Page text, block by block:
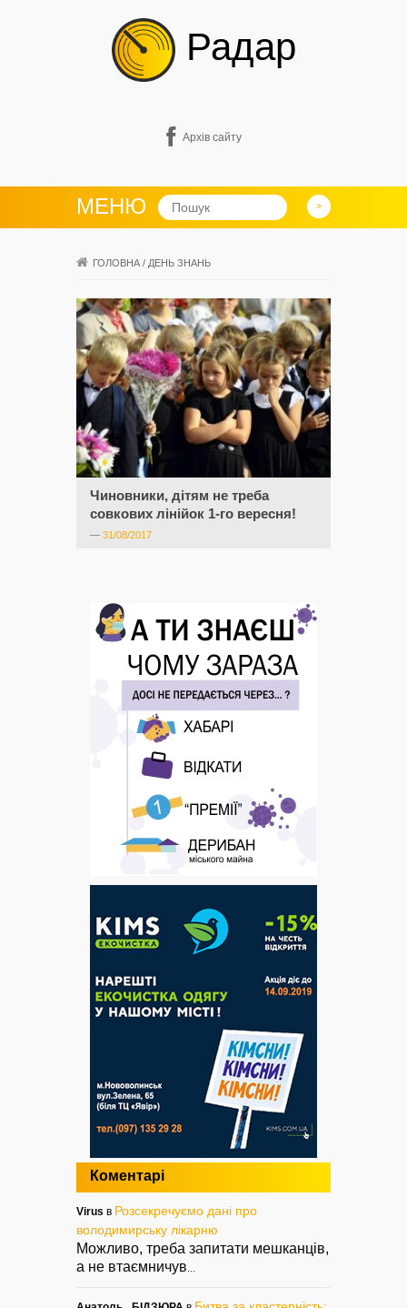
Радар
Архів сайту
МЕНЮ
ГОЛОВНА / ДЕНЬ ЗНАНЬ
Чиновники, дітям не треба
совкових лінійок 1-го вересня!
— 31/08/2017
Коментарі
Virus в Розсекречуємо дані про
володимирську лікарню
Можливо, треба запитати мешканців,
а не втаємничув